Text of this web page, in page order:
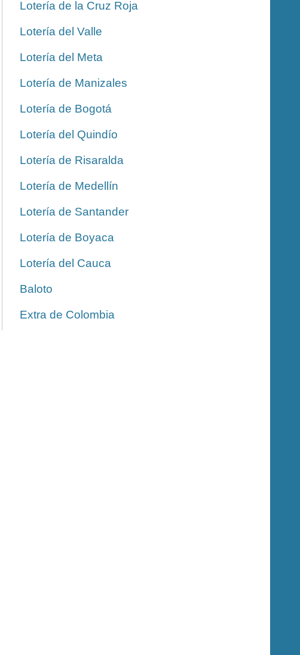
Lotería de la Cruz Roja
Lotería del Valle
Lotería del Meta
Lotería de Manizales
Lotería de Bogotá
Lotería del Quindío
Lotería de Risaralda
Lotería de Medellín
Lotería de Santander
Lotería de Boyaca
Lotería del Cauca
Baloto
Extra de Colombia